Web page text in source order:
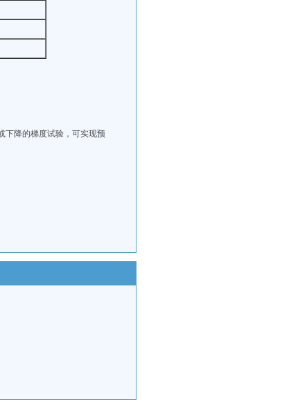
下降的梯度试验，可实现预